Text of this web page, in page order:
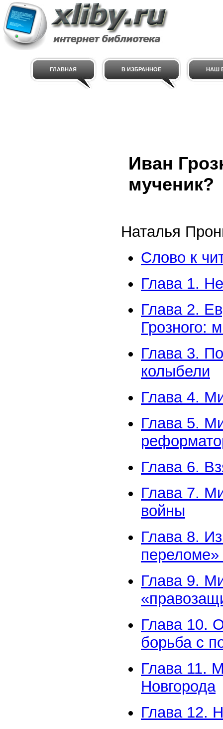
ГЛАВНАЯ В ИЗБРАННОЕ НАШ
Иван
мученик?
Наталья
Слово к
Глава 1.
Глава 2.
Грозного:
Глава 3.
колыбели
Глава 4.
Глава 5.
Глава 6.
Глава 7.
войны
Глава 8.
переломе»
Глава 9.
Глава 10.
борьба с
Глава 11.
Новгорода
Глава 12.